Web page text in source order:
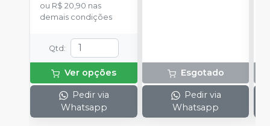
ou R$ 20,90 nas
demais condições
Qtd :
Ver opções
Pedir via
Whatsapp
Esgotado
Pedir via
Whatsapp